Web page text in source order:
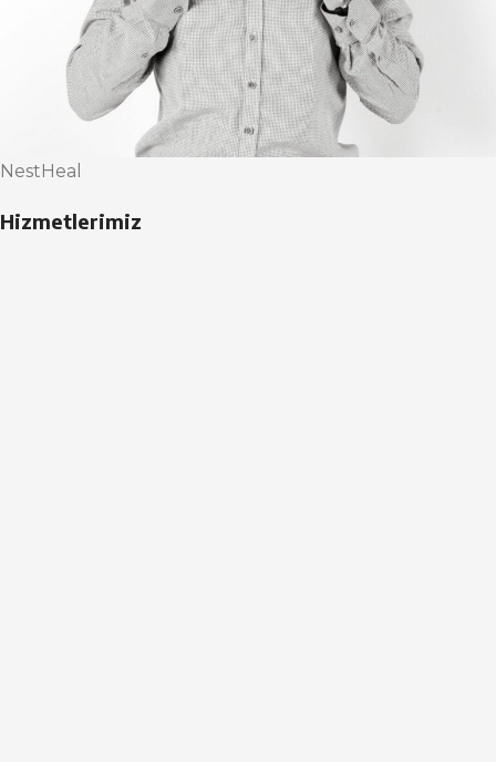
NestHeal
Hizmetlerimiz